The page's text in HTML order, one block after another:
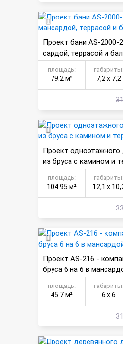
Проект бани AS-2000-
сардой, террасой и
площадь:
79.2 м²
габариты:
7,2 х 7,2
Проект одноэтажного
из бруса с камином и
площадь:
104.95 м²
габариты:
12,1 х
Проект AS-216 -
бруса 6 на 6 в
площадь:
45.7 м²
габариты:
6 х 6